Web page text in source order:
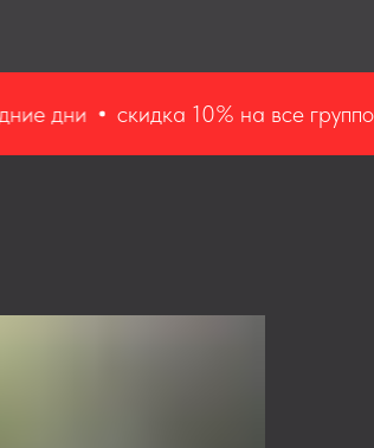
скидка 10% на все групповые